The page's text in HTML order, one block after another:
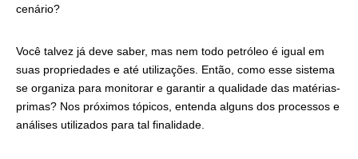
cenário?
Você talvez já deve saber, mas nem todo petróleo é igual em
suas propriedades e até utilizações. Então, como esse sistema
se organiza para monitorar e garantir a qualidade das matérias-
primas? Nos próximos tópicos, entenda alguns dos processos e
análises utilizados para tal finalidade.